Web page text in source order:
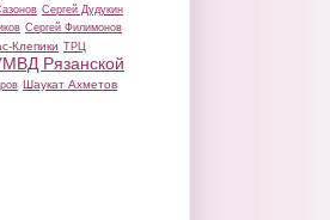
Сергей Дудукин
Сергей Филимонов
Клепики ТРЦ
Рязанской
Шаукат Ахметов